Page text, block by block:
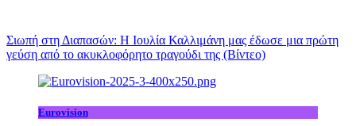
Σιωπή στη Διαπασών: Η Ιουλία Καλλιμάνη μας έδωσε μια πρώτη
γεύση από το ακυκλοφόρητο τραγούδι της (Βίντεο)
Eurovision